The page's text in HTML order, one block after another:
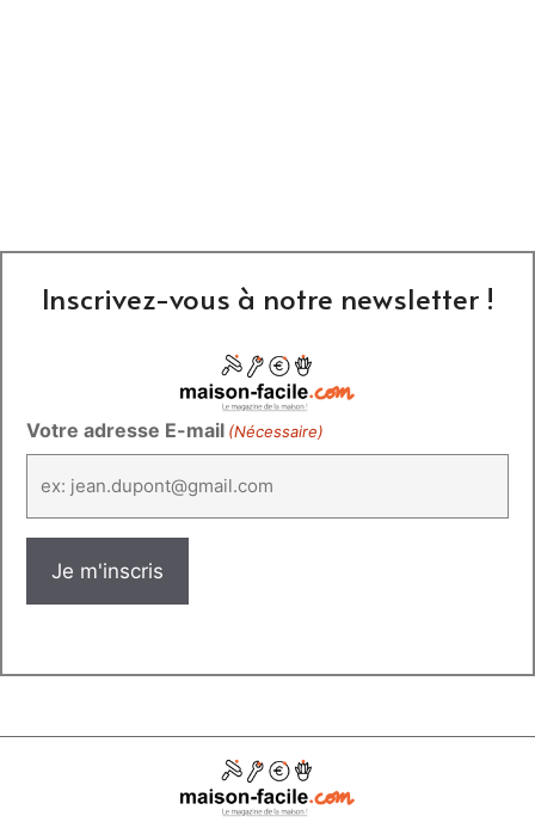
Inscrivez-vous à notre newsletter !
Votre adresse E-mail (Nécessaire)